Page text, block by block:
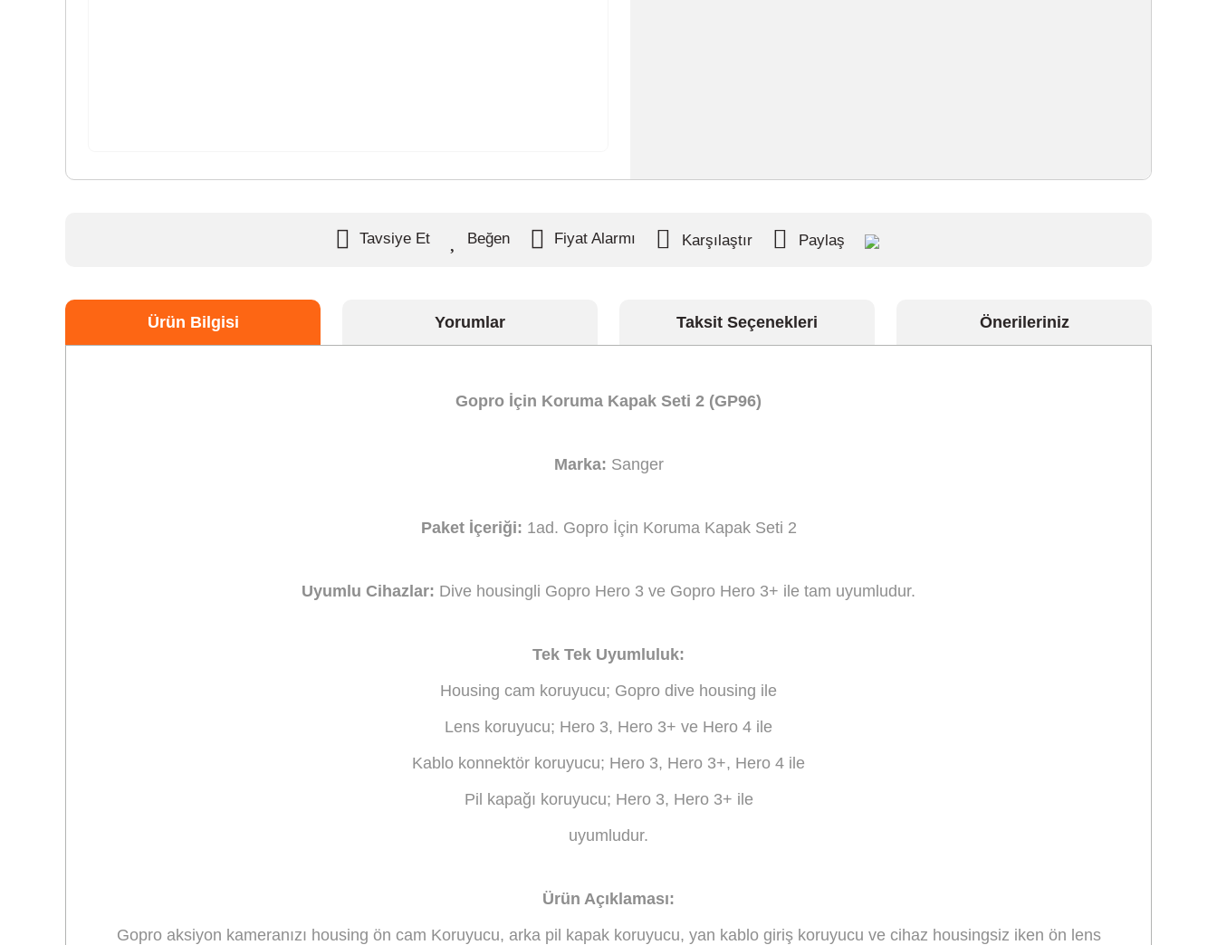
Tavsiye Et Fiyat Alarmı Karşılaştır Paylaş
Ürün Bilgisi Yorumlar Taksit Seçenekleri Önerileriniz
Gopro İçin Koruma Kapak Seti 2 (GP96)
Marka: Sanger
Paket İçeriği: 1ad. Gopro İçin Koruma Kapak Seti 2
Uyumlu Cihazlar: Dive housingli Gopro Hero 3 ve Gopro Hero 3+ ile tam uyumludur.
Tek Tek Uyumluluk:
Housing cam koruyucu; Gopro dive housing ile
Lens koruyucu; Hero 3, Hero 3+ ve Hero 4 ile
Kablo konnektör koruyucu; Hero 3, Hero 3+, Hero 4 ile
Pil kapağı koruyucu; Hero 3, Hero 3+ ile
uyumludur.
Ürün Açıklaması:
Gopro aksiyon kameranızı housing ön cam Koruyucu, arka pil kapak koruyucu, yan kablo giriş koruyucu ve cihaz housingsiz iken ön lens